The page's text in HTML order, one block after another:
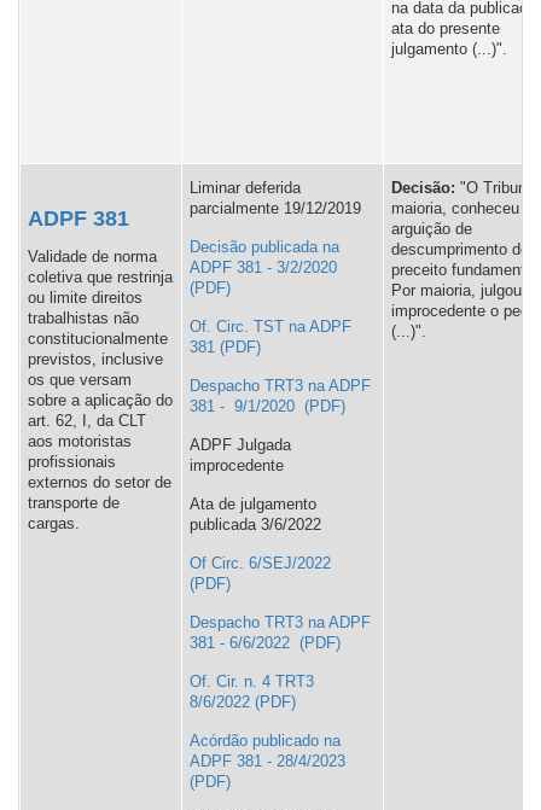
na data da
ata do presente
julgamento (...)".
ADPF 381
Validade de norma
coletiva que restrinja
ou limite direitos
trabalhistas não
constitucionalmente
previstos, inclusive
os que versam
sobre a aplicação do
art. 62, I, da CLT
aos motoristas
profissionais
externos do setor de
transporte de
cargas.
Liminar deferida
parcialmente 19/12/2019
Decisão publicada na
ADPF 381 - 3/2/2020
Of. Circ. TST na ADPF
381
Despacho TRT3 na ADPF
381 - 9/1/2020
ADPF Julgada
improcedente
Ata de julgamento
publicada 3/6/2022
Of Circ. 6/SEJ/2022
Despacho TRT3 na ADPF
381 - 6/6/2022
Of. Cir. n. 4 TRT3
8/6/2022
Acórdão publicado na
ADPF 381 - 28/4/2023
Decisão: "O
maioria, conheceu da
arguição de
descumprimento de
preceito
Por maioria, julgou
improcedente o
(...)".